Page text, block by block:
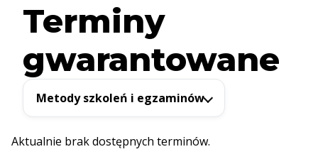
Terminy
gwarantowane
Metody szkoleń i egzaminów
Aktualnie brak dostępnych terminów.